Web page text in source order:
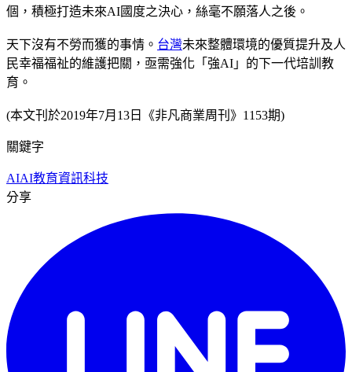
個，積極打造未來AI國度之決心，絲毫不願落人之後。
天下沒有不勞而獲的事情。 台灣未來整體環境的優質提升及人
民幸福福祉的維護把關，亟需強化「強AI」的下一代培訓教
育。
(本文刊於2019年7月13日《非凡商業周刊》1153期)
關鍵字
AIAI教育資訊科技
分享